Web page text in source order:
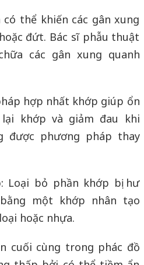
có thể khiến các gân xung
đứt. Bác sĩ phẫu thuật
các gân xung quanh
hợp nhất khớp giúp ổn
lại khớp và giảm đau khi
được phương pháp thay
Loại bỏ phần khớp bị hư
một khớp nhân tạo
hoặc nhựa.
cuối cùng trong phác đồ